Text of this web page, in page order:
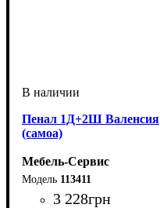
Пенал 1Д+2Ш Валенсия
(самоа)
Мебель-Сервис
113411
3 228грн